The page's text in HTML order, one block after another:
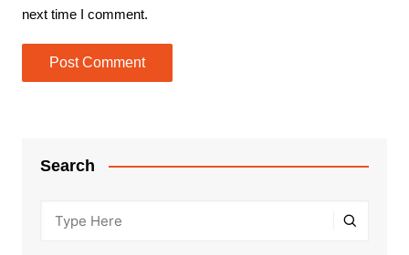
next time I comment.
Search